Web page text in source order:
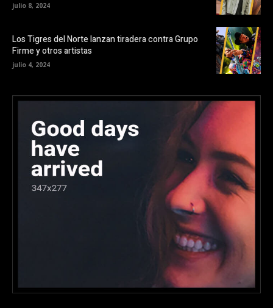
julio 8, 2024
Los Tigres del Norte lanzan tiradera contra Grupo
Firme y otros artistas
julio 4, 2024